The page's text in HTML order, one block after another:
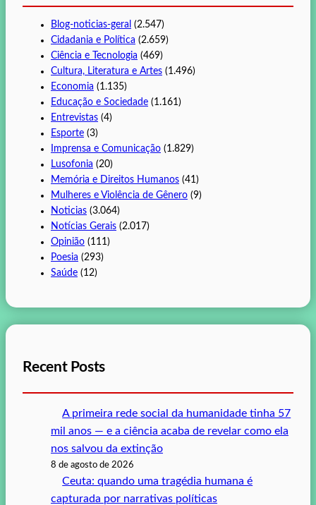
Blog-noticias-geral (2.547)
Cidadania e Política (2.659)
Ciência e Tecnologia (469)
Cultura, Literatura e Artes (1.496)
Economia (1.135)
Educação e Sociedade (1.161)
Entrevistas (4)
Esporte (3)
Imprensa e Comunicação (1.829)
Lusofonia (20)
Memória e Direitos Humanos (41)
Mulheres e Violência de Gênero (9)
Noticias (3.064)
Notícias Gerais (2.017)
Opinião (111)
Poesia (293)
Saúde (12)
Recent Posts
A primeira rede social da humanidade tinha 57
mil anos — e a ciência acaba de revelar como ela
nos salvou da extinção
8 de agosto de 2026
Ceuta: quando uma tragédia humana é
capturada por narrativas políticas